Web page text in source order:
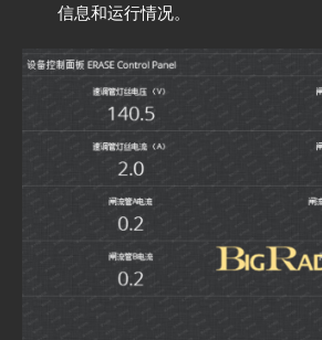
信息和运行情况。